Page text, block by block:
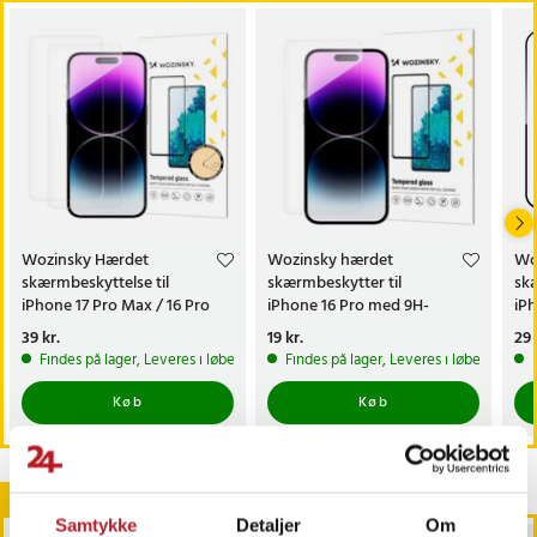
Samtykke Detaljer Om
- Egenskaber: Ridsefast, stødabsorberende, høj gennemsigtighed,
bevarer berøringsfølsomheden
- Installation: Uden lim, boblefri påføring
- Antal: 2 stk
- Pakkens indhold: 2x skærmbeskyttelse af glas, 1x vådserviet, 1x
tørserviet, etiketter til fjernelse af støv
Article number:125434
Wozinsky Hærdet
skærmbeskyttelse til
iPhone 17 Pro Max / 16 Pro
Max 2-pak
Pris:39 kr.
39 kr.
Findes på lager, Leveres i løbet af 1-2 hverdage
Køb
Wozinsky hærdet
skærmbeskytter til
iPhone 16 Pro med 9H-
hårdhed
Pris:
19 kr.
Findes på lager, Leveres i løbet af 1-2
Køb
29